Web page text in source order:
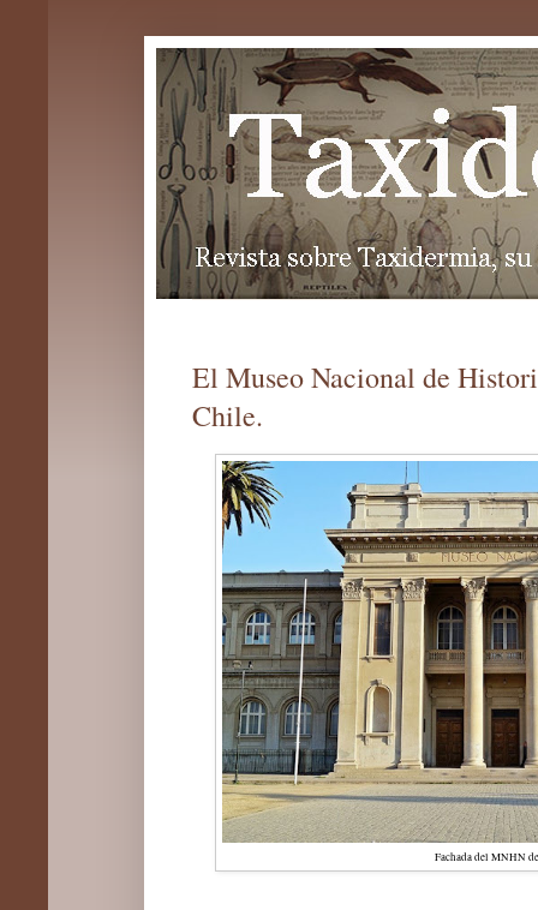
El Museo Nacional de
Chile.
Fachada del MNHN